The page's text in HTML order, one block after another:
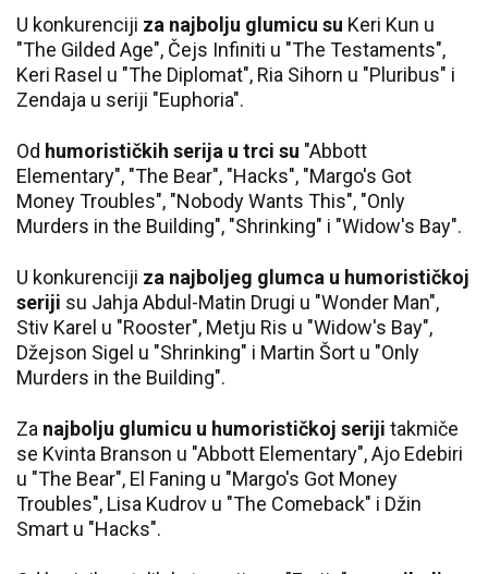
U konkurenciji za najbolju glumicu su Keri Kun u
"The Gilded Age", Čejs Infiniti u "The Testaments",
Keri Rasel u "The Diplomat", Ria Sihorn u "Pluribus" i
Zendaja u seriji "Euphoria".
Od humorističkih serija u trci su "Abbott
Elementary", "The Bear", "Hacks", "Margo's Got
Money Troubles", "Nobody Wants This", "Only
Murders in the Building", "Shrinking" i "Widow's Bay".
U konkurenciji za najboljeg glumca u humorističkoj
seriji su Jahja Abdul-Matin Drugi u "Wonder Man",
Stiv Karel u "Rooster", Metju Ris u "Widow's Bay",
Džejson Sigel u "Shrinking" i Martin Šort u "Only
Murders in the Building".
Za najbolju glumicu u humorističkoj seriji takmiče
se Kvinta Branson u "Abbott Elementary", Ajo Edebiri
u "The Bear", El Faning u "Margo's Got Money
Troubles", Lisa Kudrov u "The Comeback" i Džin
Smart u "Hacks".